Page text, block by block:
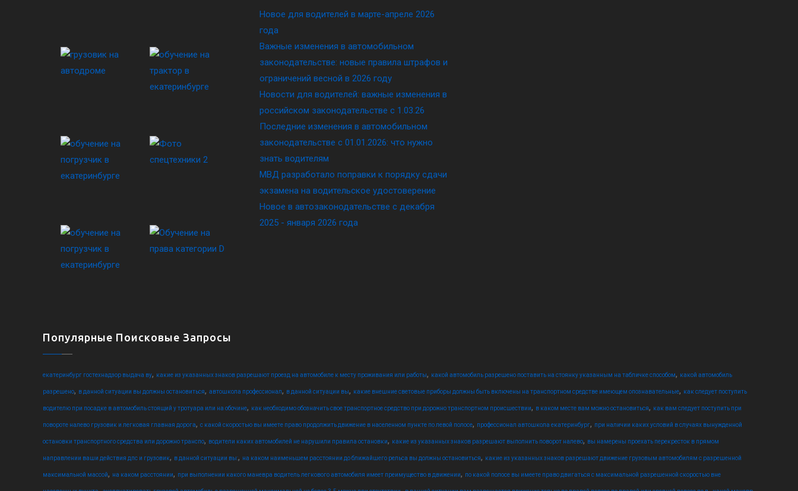
Новое для водителей в марте-апреле 2026
года
Важные изменения в автомобильном
законодательстве: новые правила штрафов и
ограничений весной в 2026 году
Новости для водителей: важные изменения в
российском законодательстве c 1.03.26
Последние изменения в автомобильном
законодательстве c 01.01.2026: что нужно
знать водителям
МВД разработало поправки к порядку сдачи
экзамена на водительское удостоверение
Новое в автозаконодательстве с декабря
2025 - января 2026 года
Популярные Поисковые Запросы
екатеринбург гостехнадзор выдача ву, какие из указанных знаков разрешают проезд на автомобиле к месту проживания или работы, какой автомобиль разрешено поставить на стоянку указанным на табличке способом, какой автомобиль
разрешено, в данной ситуации вы должны остановиться, автошкола профессионал, в данной ситуации вы, какие внешние световые приборы должны быть включены на транспортном средстве имеющем опознавательные, как следует поступить
водителю при посадке в автомобиль стоящий у тротуара или на обочине, как необходимо обозначить свое транспортное средство при дорожно транспортном происшествии, в каком месте вам можно остановиться, как вам следует поступить при
повороте налево грузовик и легковая главная дорога, с какой скоростью вы имеете право продолжить движение в населенном пункте по левой полосе, профессионал автошкола екатеринбург, при наличии каких условий в случаях вынужденной
остановки транспортного средства или дорожно транспо, водители каких автомобилей не нарушили правила остановки, какие из указанных знаков разрешают выполнить поворот налево, вы намерены проехать перекресток в прямом
направлении ваши действия дпс и грузовик, в данной ситуации вы:, на каком наименьшем расстоянии до ближайшего рельса вы должны остановиться, какие из указанных знаков разрешают движение грузовым автомобилям с разрешенной
максимальной массой, на каком расстоянии, при выполнении какого маневра водитель легкового автомобиля имеет преимущество в движении, по какой полосе вы имеете право двигаться с максимальной разрешенной скоростью вне